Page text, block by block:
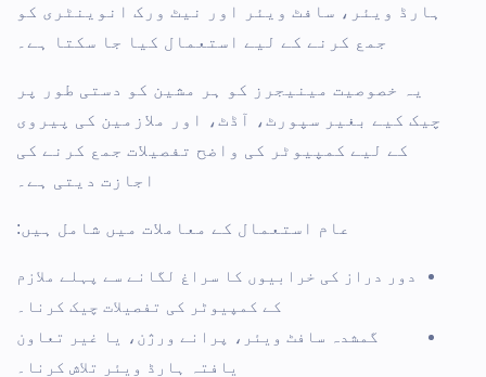
ہارڈ ویئر، سافٹ ویئر اور نیٹ ورک انوینٹری کو
جمع کرنے کے لیے استعمال کیا جا سکتا ہے۔
یہ خصوصیت مینیجرز کو ہر مشین کو دستی طور پر
چیک کیے بغیر سپورٹ، آڈٹ، اور ملازمین کی پیروی
کے لیے کمپیوٹر کی واضح تفصیلات جمع کرنے کی
اجازت دیتی ہے۔
عام استعمال کے معاملات میں شامل ہیں:
دور دراز کی خرابیوں کا سراغ لگانے سے پہلے ملازم
کے کمپیوٹر کی تفصیلات چیک کرنا۔
گمشدہ سافٹ ویئر، پرانے ورژن، یا غیر تعاون
یافتہ ہارڈ ویئر تلاش کرنا۔